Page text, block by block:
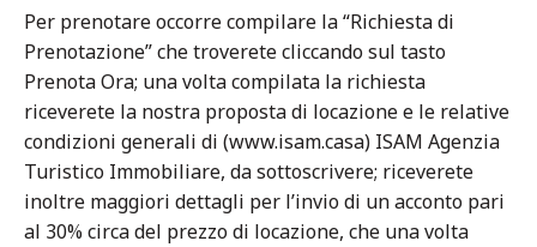
Per prenotare occorre compilare la “Richiesta di
Prenotazione” che troverete cliccando sul tasto
Prenota Ora; una volta compilata la richiesta
riceverete la nostra proposta di locazione e le relative
condizioni generali di (www.isam.casa) ISAM Agenzia
Turistico Immobiliare, da sottoscrivere; riceverete
inoltre maggiori dettagli per l’invio di un acconto pari
al 30% circa del prezzo di locazione, che una volta